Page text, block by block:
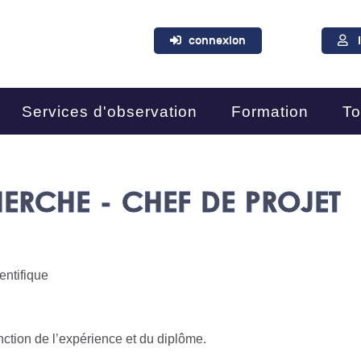
connexion
Services d'observation Formation
- CHEF DE PROJET
de l’expérience et du diplôme.